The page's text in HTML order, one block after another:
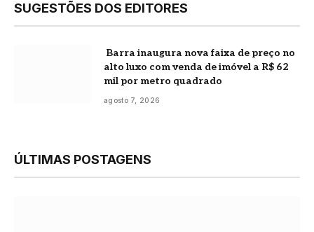
SUGESTÕES DOS EDITORES
Barra inaugura nova faixa de preço no
alto luxo com venda de imóvel a R$ 62
mil por metro quadrado
agosto 7, 2026
ÚLTIMAS POSTAGENS